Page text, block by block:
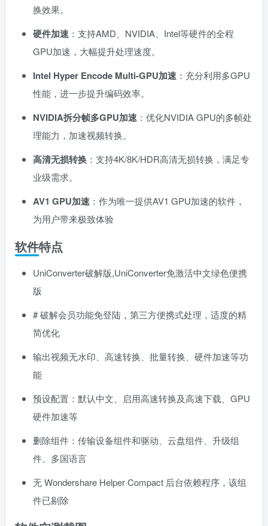
换效果。
硬件加速 ：支持AMD、NVIDIA、Intel等硬件的全程
GPU加速，大幅提升处理速度。
Intel Hyper Encode Multi-GPU加速 ：充分利用多GPU
性能，进一步提升编码效率。
NVIDIA拆分帧多GPU加速 ：优化NVIDIA GPU的多帧处
理能力，加速视频转换。
高清无损转换 ：支持4K/8K/HDR高清无损转换，满足专
业级需求。
AV1 GPU加速 ：作为唯一提供AV1 GPU加速的软件，
为用户带来极致体验
软件特点
UniConverter破解版,UniConverter免激活中文绿色便携
版
# 破解会员功能免登陆，第三方便携式处理，适度的精
简优化
输出视频无水印、高速转换、批量转换、硬件加速等功
能
预设配置：默认中文、启用高速转换及高速下载、GPU
硬件加速等
删除组件：传输设备组件和驱动、云盘组件、升级组
件、多国语言
无 Wondershare Helper Compact 后台依赖程序，该组
件已剔除